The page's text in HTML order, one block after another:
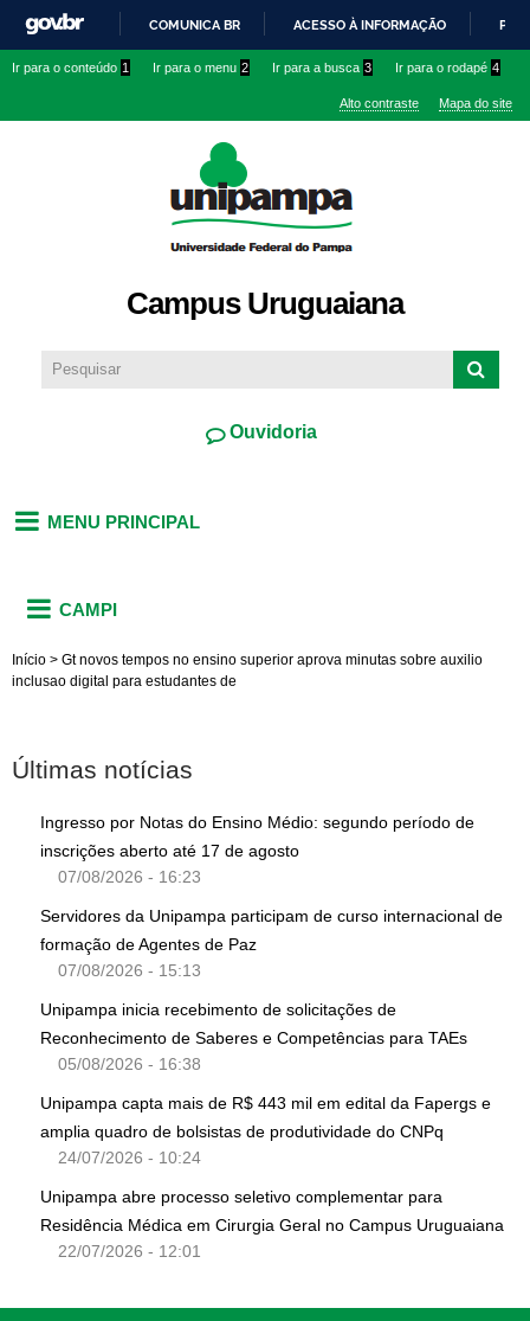
conteúdo
IR
O
COMUNICA BR ACESSO À INFORMAÇÃO
Ir para o conteúdo 1 Ir para o menu 2 Ir para a busca 3 Ir para o rodapé 4
Alto contraste Mapa do site
Campus Uruguaiana
Ouvidoria
MENU PRINCIPAL
CAMPI
Início > Gt novos tempos no ensino superior aprova minutas sobre auxilio
inclusao digital para estudantes de
Últimas notícias
Ingresso por Notas do Ensino Médio: segundo período de
inscrições aberto até 17 de agosto
07/08/2026 - 16:23
Servidores da Unipampa participam de curso internacional de
formação de Agentes de Paz
07/08/2026 - 15:13
Unipampa inicia recebimento de solicitações de
Reconhecimento de Saberes e Competências para TAEs
05/08/2026 - 16:38
Unipampa capta mais de R$ 443 mil em edital da Fapergs e
amplia quadro de bolsistas de produtividade do CNPq
24/07/2026 - 10:24
Unipampa abre processo seletivo complementar para
Residência Médica em Cirurgia Geral no Campus Uruguaiana
22/07/2026 - 12:01